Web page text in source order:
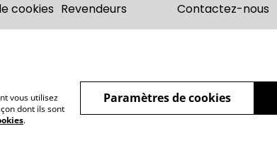
cookies Revendeurs Contactez-nous
vous utilisez
dont ils sont
.
Paramètres de cookies